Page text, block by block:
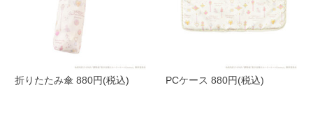
折りたたみ傘 880円(税込) PCケース 880円(税込)